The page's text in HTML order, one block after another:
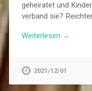
geheiratet und
verband sie?
Weiterlesen →
2021/12/01